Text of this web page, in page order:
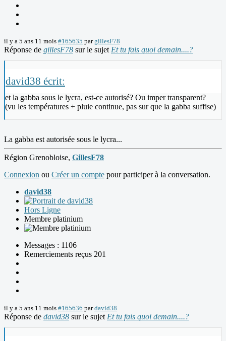
il y a 5 ans 11 mois #165635 pargillesF78
Réponse de gillesF78 sur le sujet Et tu fais quoi demain....?
david38 écrit:
et la gabba sous le lycra, est-ce autorisé? Ou imper transparent?
(vu les températures + pluie continue, pas sur que la gabba suffise)
La gabba est autorisée sous le lycra...
Région Grenobloise, GillesF78
Connexion ou Créer un compte pour participer à la conversation.
david38
Hors Ligne
Membre platinium
Messages : 1106
Remerciements reçus 201
il y a 5 ans 11 mois #165636 pardavid38
Réponse de david38 sur le sujet Et tu fais quoi demain....?